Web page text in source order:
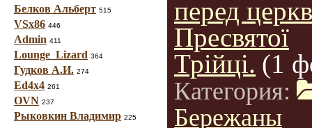
Белков Альберт 515
VSx86 446
Admin 411
Lounge_Lizard 364
Гудков А.И. 274
Ed4x4 261
OVN 237
Рыковкин Владимир 225
перед
Пресвятої
Трійці. (1
Категория:
Бережаны